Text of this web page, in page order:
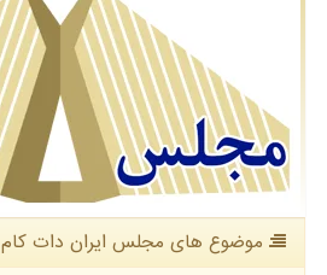
موضوع های مجلس ایران دات كام